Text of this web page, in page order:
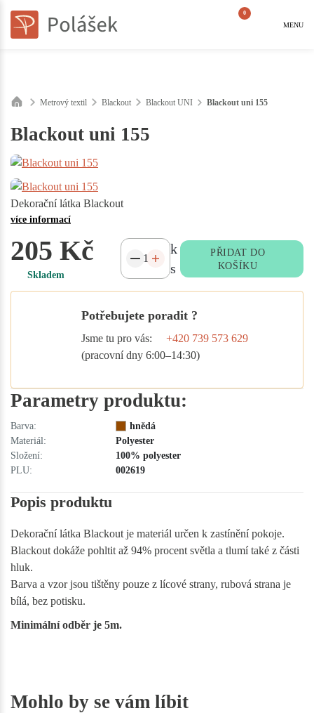
0
MENU
Metrový textil Blackout Blackout UNI Blackout uni 155
Blackout uni 155
Dekorační látka Blackout
více informací
205 Kč
Skladem
k
s
PŘIDAT DO
KOŠÍKU
Potřebujete poradit ?
Jsme tu pro vás:
+420 739 573 629
(pracovní dny 6:00–14:30)
Parametry produktu:
Barva:
hnědá
Materiál:
Polyester
Složení:
100% polyester
PLU:
002619
Popis produktu
Dekorační látka Blackout je materiál určen k zastínění pokoje.
Blackout dokáže pohltit až 94% procent světla a tlumí také z části
hluk.
Barva a vzor jsou tištěny pouze z lícové strany, rubová strana je
bílá, bez potisku.
Minimální odběr je 5m.
Mohlo by se vám líbit